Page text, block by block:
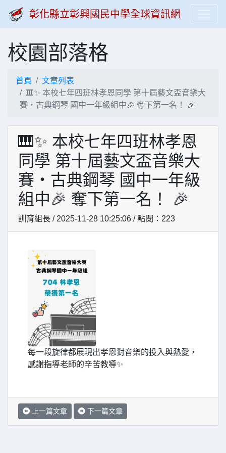
彰化縣立彰興國民中學全球資訊網
校園部落格
首頁
文章列表
🎹✨ 本校七年四班林孝恩同學 第十屆藝文盃音樂大
賽・古典鋼琴 國中一年級組中🎉 奪下第一名！ 🎉
🎹✨ 本校七年四班林孝恩
同學 第十屆藝文盃音樂大
賽・古典鋼琴 國中一年級
組中🎉 奪下第一名！ 🎉
訓育組長 / 2025-11-28 10:25:06 / 點閱：223
每一段旋律都展現出孝恩對音樂的投入與熱愛，
感謝指導老師的辛苦教導✨
上一篇文章 下一篇文章